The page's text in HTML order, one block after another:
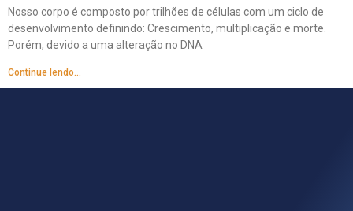
Nosso corpo é composto por trilhões de células com um ciclo de
desenvolvimento definindo: Crescimento, multiplicação e morte.
Porém, devido a uma alteração no DNA
Continue lendo...